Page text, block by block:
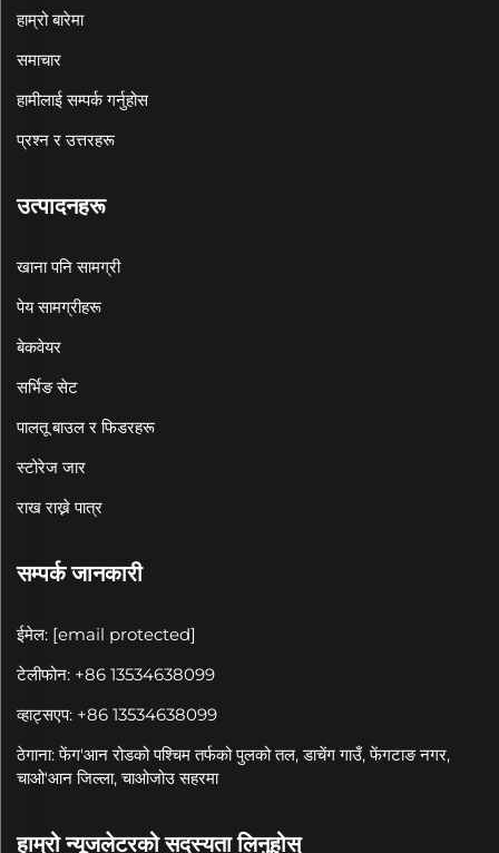
हाम्रो बारेमा
समाचार
हामीलाई सम्पर्क गर्नुहोस
प्रश्न र उत्तरहरू
उत्पादनहरू
खाना पनि सामग्री
पेय सामग्रीहरू
बेकवेयर
सर्भिङ सेट
पालतू बाउल र फिडरहरू
स्टोरेज जार
राख राख्ने पात्र
सम्पर्क जानकारी
ईमेल: [email protected]
टेलीफोन: +86 13534638099
व्हाट्सएप: +86 13534638099
ठेगाना: फेंग'आन रोडको पश्चिम तर्फको पुलको तल, डाचेंग गाउँ, फेंगटाङ नगर,
चाओ'आन जिल्ला, चाओजोउ सहरमा
हाम्रो न्यूजलेटरको सदस्यता लिनुहोस्